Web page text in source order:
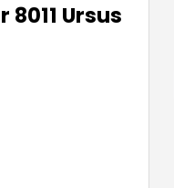
Ursus